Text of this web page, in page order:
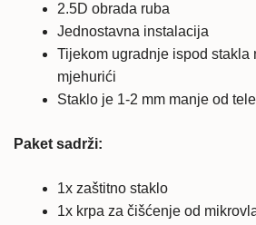
2.5D obrada ruba
Jednostavna instalacija
Tijekom ugradnje ispod stakla
mjehurići
Staklo je 1-2 mm manje od
Paket sadrži:
1x zaštitno staklo
1x krpa za čišćenje od